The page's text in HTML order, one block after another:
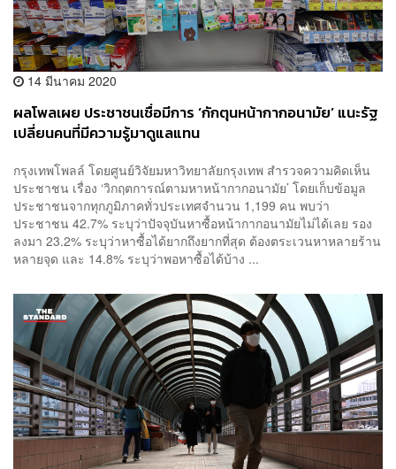
14 มีนาคม 2020
ผลโพลเผย ประชาชนเชื่อมีการ ‘กักตุนหน้ากากอนามัย’ แนะรัฐ
เปลี่ยนคนที่มีความรู้มาดูแลแทน
กรุงเทพโพลล์ โดยศูนย์วิจัยมหาวิทยาลัยกรุงเทพ สำรวจความคิดเห็น
ประชาชน เรื่อง ‘วิกฤตการณ์ตามหาหน้ากากอนามัย’ โดยเก็บข้อมูล
ประชาชนจากทุกภูมิภาคทั่วประเทศจำนวน 1,199 คน พบว่า
ประชาชน 42.7% ระบุว่าปัจจุบันหาซื้อหน้ากากอนามัยไม่ได้เลย รอง
ลงมา 23.2% ระบุว่าหาซื้อได้ยากถึงยากที่สุด ต้องตระเวนหาหลายร้าน
หลายจุด และ 14.8% ระบุว่าพอหาซื้อได้บ้าง ...